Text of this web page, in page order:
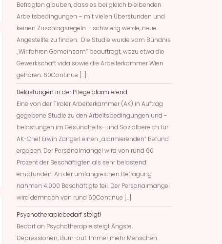
Befragten glauben, dass es bei gleich bleibenden
Arbeitsbedingungen – mit vielen Überstunden und
keinen Zuschlagsregeln – schwierig werde, neue
Angestellte zu finden. Die Studie wurde vom Bündnis
„Wir fahren Gemeinsam“ beauftragt, wozu etwa die
Gewerkschaft vida sowie die Arbeiterkammer Wien
gehören. 60Continue […]
Belastungen in der Pflege alarmierend
Eine von der Tiroler Arbeiterkammer (AK) in Auftrag
gegebene Studie zu den Arbeitsbedingungen und -
belastungen im Gesundheits- und Sozialbereich für
AK-Chef Erwin Zangerl einen „alarmierenden“ Befund
ergeben. Der Personalmangel wird von rund 60
Prozent der Beschäftigten als sehr belastend
empfunden. An der umfangreichen Befragung
nahmen 4.000 Beschäftigte teil. Der Personalmangel
wird demnach von rund 60Continue […]
Psychotherapiebedarf steigt!
Bedarf an Psychotherapie steigt Ängste,
Depressionen, Burn-out: Immer mehr Menschen